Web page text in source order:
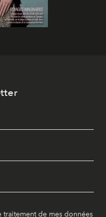
de mes données